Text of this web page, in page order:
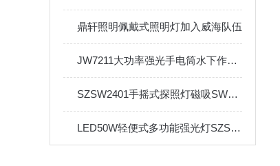
鼎轩照明佩戴式照明灯加入威海队伍
JW7211大功率强光手电筒水下作业大功率LED多功能防水工作灯10W
SZSW2401手摇式探照灯磁吸SW2402多功能手提强光巡检工作灯灯
LED50W轻便式多功能强光灯SZSW2600升降工作灯